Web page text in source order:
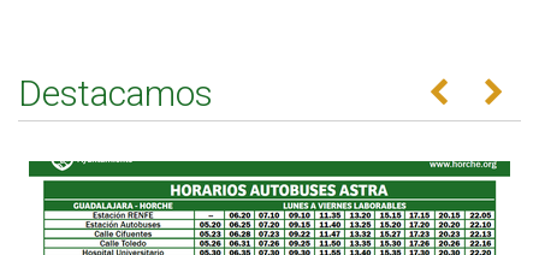
Destacamos Anterior